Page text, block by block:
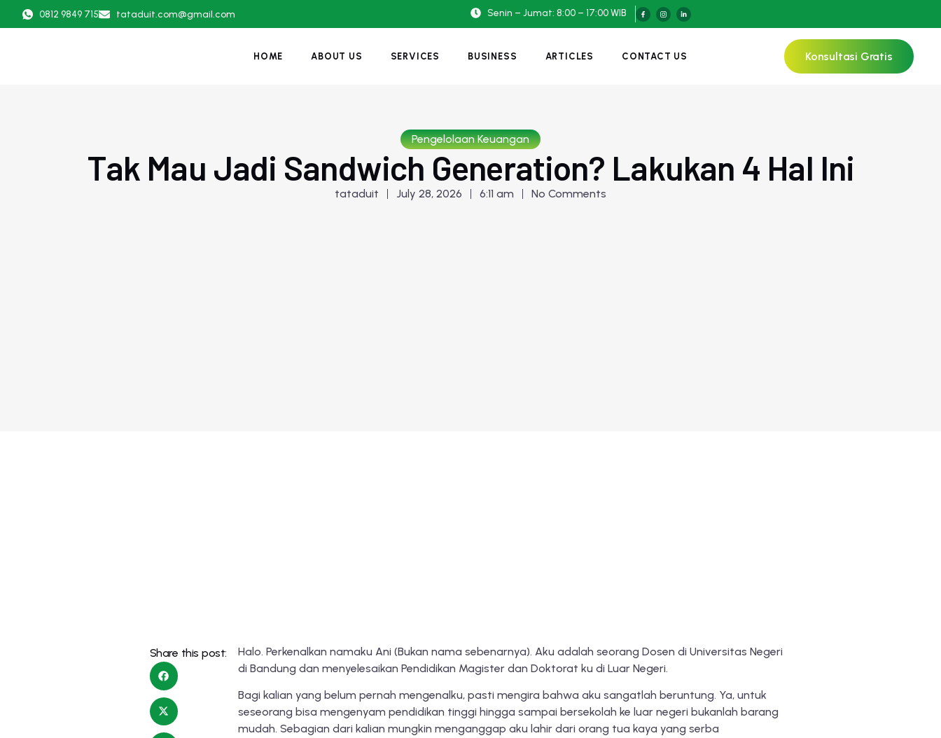
0812 9849 715 tataduit.com@gmail.com Senin – Jumat: 8:00 – 17:00 WIB
HOME ABOUT US SERVICES BUSINESS ARTICLES CONTACT US Konsultasi Gratis
Pengelolaan Keuangan
Tak Mau Jadi Sandwich Generation? Lakukan 4 Hal Ini
tataduit July 28, 2026 6:11 am No Comments
Share this post:
Halo. Perkenalkan namaku Ani (Bukan nama sebenarnya). Aku adalah seorang Dosen di Universitas Negeri
di Bandung dan menyelesaikan Pendidikan Magister dan Doktorat ku di Luar Negeri.
Bagi kalian yang belum pernah mengenalku, pasti mengira bahwa aku sangatlah beruntung. Ya, untuk
seseorang bisa mengenyam pendidikan tinggi hingga sampai bersekolah ke luar negeri bukanlah barang
mudah. Sebagian dari kalian mungkin menganggap aku lahir dari orang tua kaya yang serba